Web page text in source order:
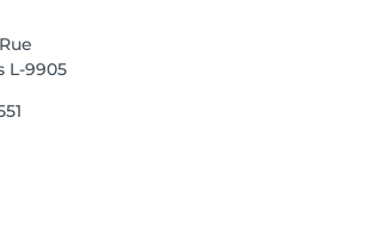
L-9905